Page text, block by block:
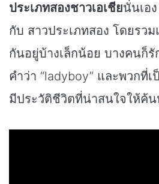
ประเภทสองชาวเอเชียนั่นเอ
กับ สาวประเภทสอง โดยรว
กันอยู่บ้างเล็กน้อย บางคนก็รั
คำว่า “ladyboy” และพวกที่
มีประวัติชีวิตที่น่าสนใจให้ค้น